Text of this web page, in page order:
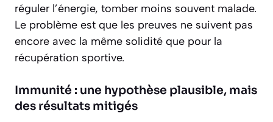
réguler l’énergie, tomber moins souvent malade.
Le problème est que les preuves ne suivent pas
encore avec la même solidité que pour la
récupération sportive.
Immunité : une hypothèse plausible, mais
des résultats mitigés